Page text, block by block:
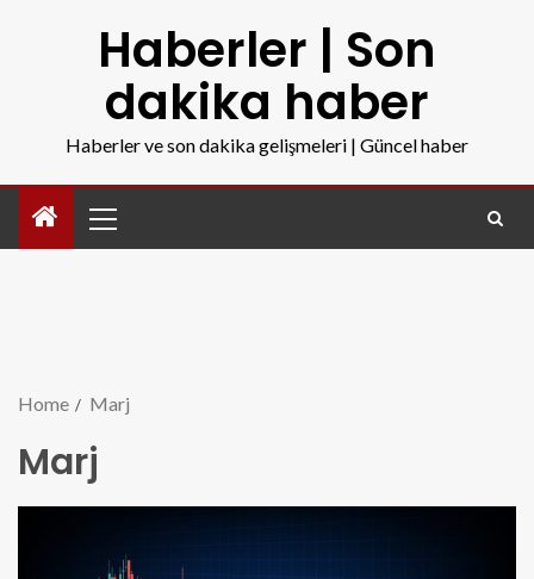
Haberler | Son
dakika haber
Haberler ve son dakika gelişmeleri | Güncel haber
Home Marj
Marj